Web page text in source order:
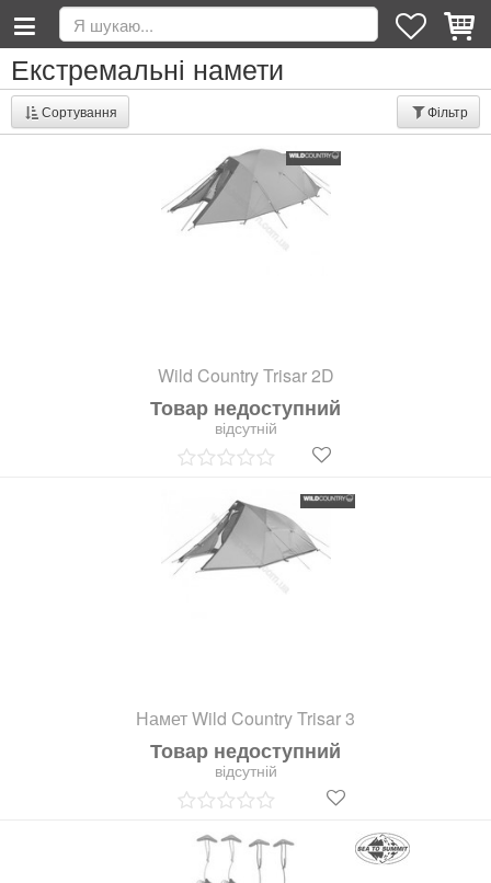
Екстремальні намети
Сортування Фільтр
Wild Country Trisar 2D
Товар недоступний
відсутній
Намет Wild Country Trisar 3
Товар недоступний
відсутній